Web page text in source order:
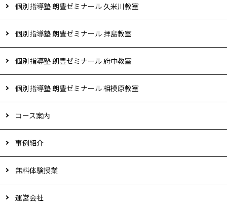
個別指導塾 朗豊ゼミナール 久米川教室
個別指導塾 朗豊ゼミナール 拝島教室
個別指導塾 朗豊ゼミナール 府中教室
個別指導塾 朗豊ゼミナール 相模原教室
コース案内
事例紹介
無料体験授業
運営会社